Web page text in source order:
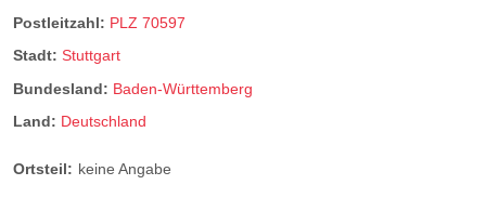
Postleitzahl: PLZ 70597
Stadt: Stuttgart
Bundesland: Baden-Württemberg
Land: Deutschland
Ortsteil: keine Angabe